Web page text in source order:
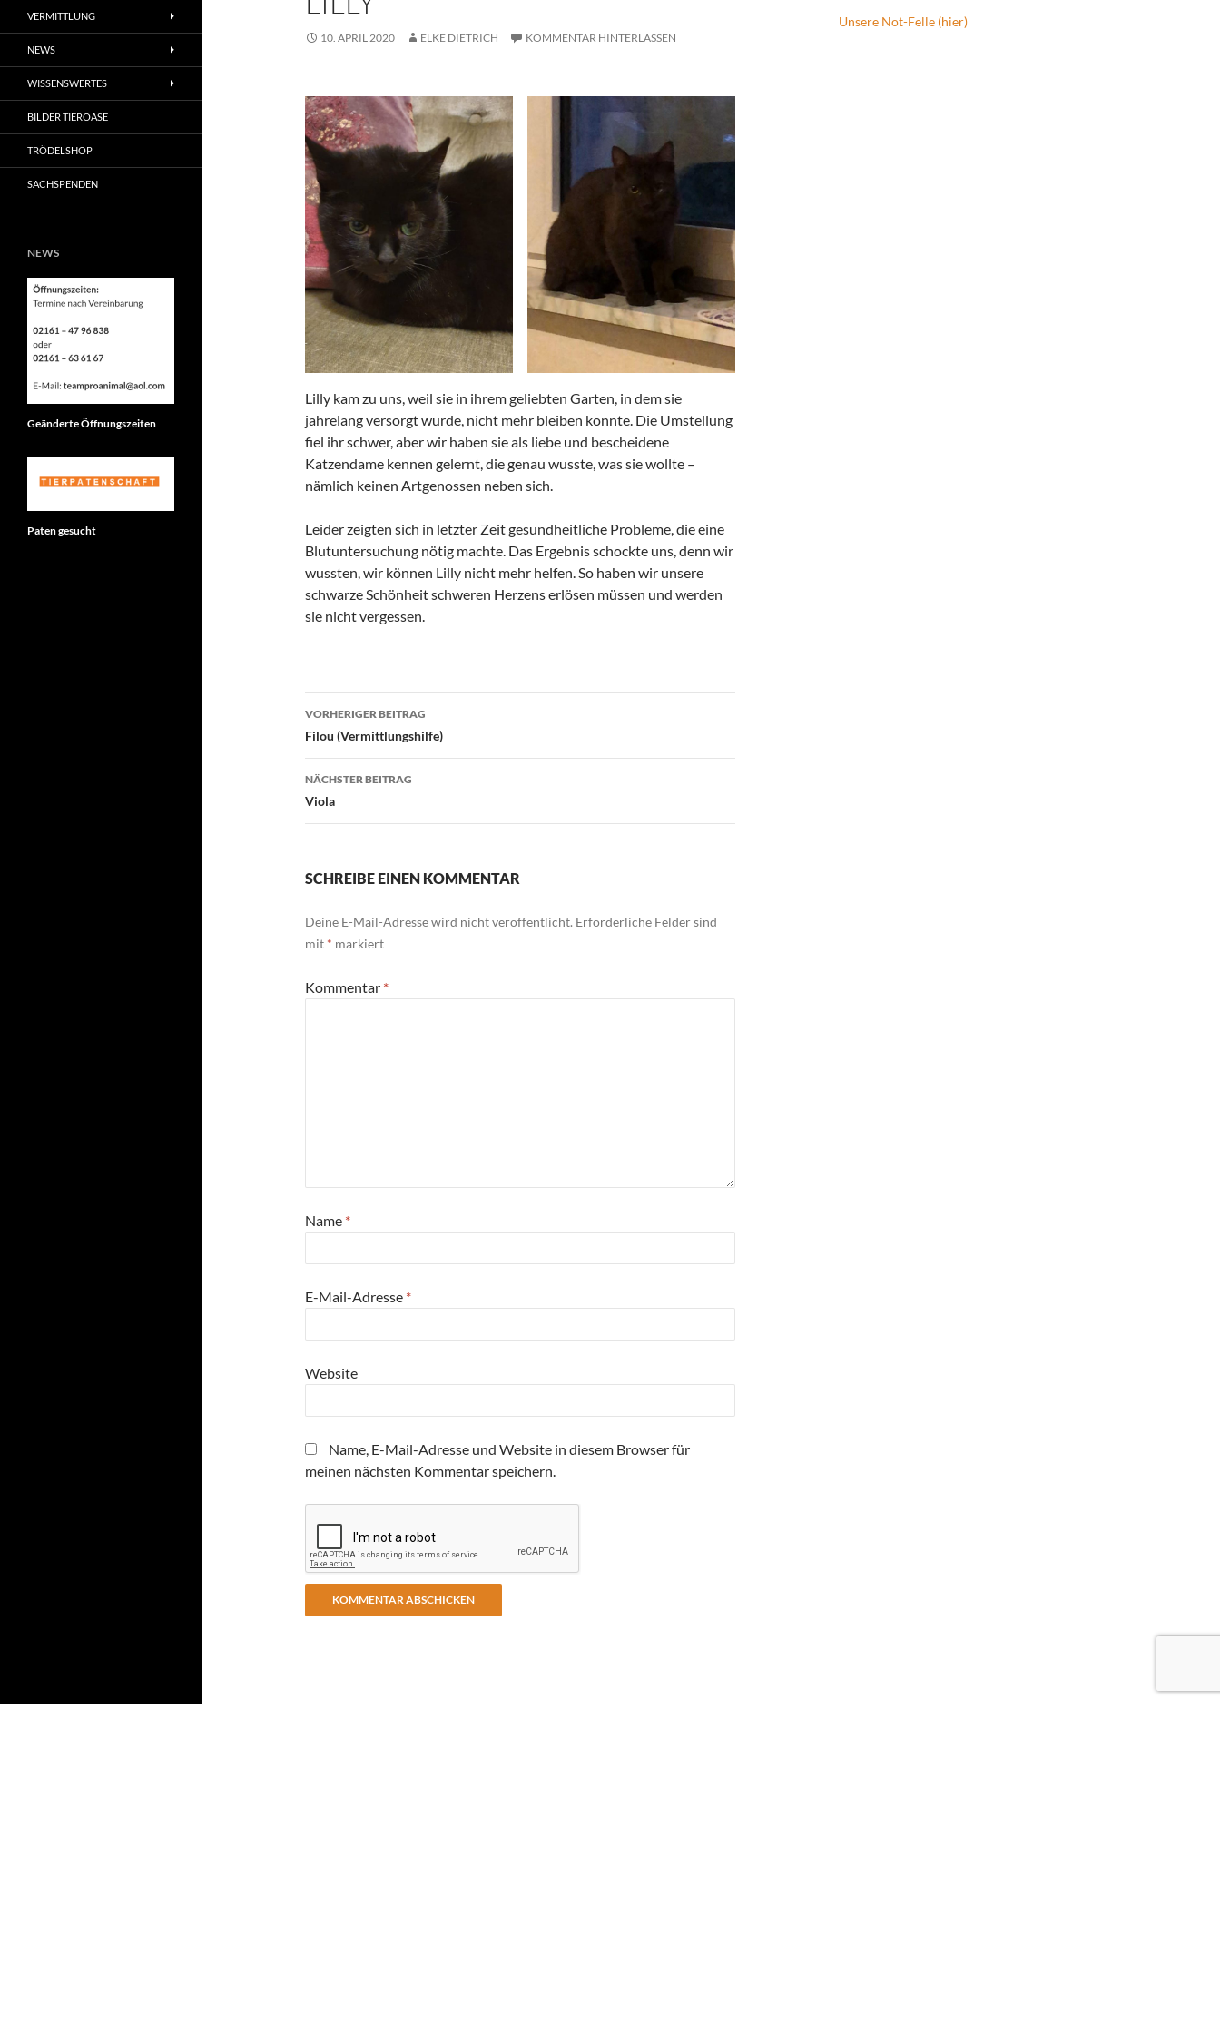
10. APRIL 2020 ELKE DIETRICH KOMMENTAR HINTERLASSEN
Lilly kam zu uns, weil sie in ihrem geliebten Garten, in dem sie
jahrelang versorgt wurde, nicht mehr bleiben konnte. Die Umstellung
fiel ihr schwer, aber wir haben sie als liebe und bescheidene
Katzendame kennen gelernt, die genau wusste, was sie wollte –
nämlich keinen Artgenossen neben sich.
Leider zeigten sich in letzter Zeit gesundheitliche Probleme, die eine
Blutuntersuchung nötig machte. Das Ergebnis schockte uns, denn wir
wussten, wir können Lilly nicht mehr helfen. So haben wir unsere
schwarze Schönheit schweren Herzens erlösen müssen und werden
sie nicht vergessen.
Beitragsnavigation
VORHERIGER BEITRAG
Filou (Vermittlungshilfe)
NÄCHSTER BEITRAG
Viola
SCHREIBE EINEN KOMMENTAR
Deine E-Mail-Adresse wird nicht veröffentlicht. Erforderliche Felder sind
mit * markiert
Kommentar *
Name *
E-Mail-Adresse *
Website
Name, E-Mail-Adresse und Website in diesem Browser für
meinen nächsten Kommentar speichern.
Unsere Not-Felle (hier)
VERMITTLUNG
NEWS
WISSENSWERTES
BILDER TIEROASE
TRÖDELSHOP
SACHSPENDEN
NEWS
Geänderte Öffnungszeiten
Paten gesucht